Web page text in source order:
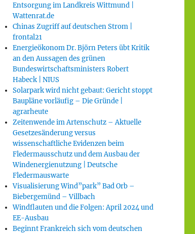
Entsorgung im Landkreis Wittmund |
Wattenrat.de
Chinas Zugriff auf deutschen Strom |
frontal21
Energieökonom Dr. Björn Peters übt Kritik
an den Aussagen des grünen
Bundeswirtschaftsministers Robert
Habeck | NIUS
Solarpark wird nicht gebaut: Gericht stoppt
Baupläne vorläufig – Die Gründe |
agrarheute
Zeitenwende im Artenschutz – Aktuelle
Gesetzesänderung versus
wissenschaftliche Evidenzen beim
Fledermausschutz und dem Ausbau der
Windenergienutzung | Deutsche
Fledermauswarte
Visualisierung Wind”park” Bad Orb –
Biebergemünd – Villbach
Windflauten und die Folgen: April 2024 und
EE-Ausbau
Beginnt Frankreich sich vom deutschen